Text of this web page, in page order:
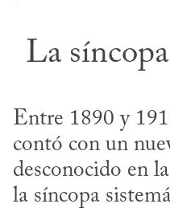
La
Entre 1890 y
contó con un
desconocido en
la síncopa